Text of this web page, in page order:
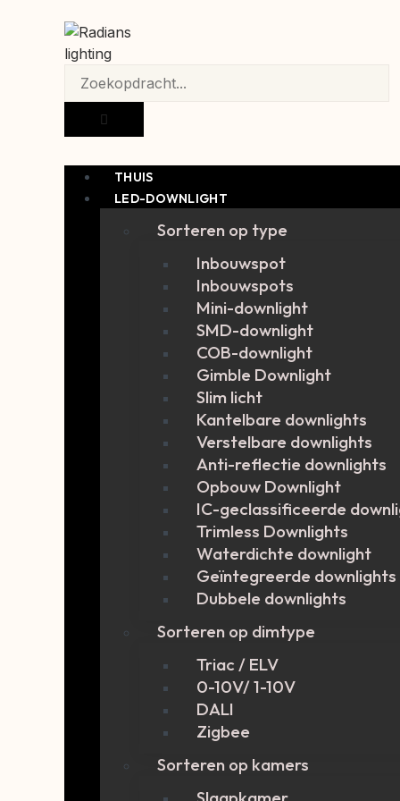
THUIS
LED-DOWNLIGHT
Sorteren op type
Inbouwspot
Inbouwspots
Mini-downlight
SMD-downlight
COB-downlight
Gimble Downlight
Slim licht
Kantelbare downlights
Verstelbare downlights
Anti-reflectie downlights
Opbouw Downlight
IC-geclassificeerde
Trimless Downlights
Waterdichte downlight
Geïntegreerde downlights
Dubbele downlights
Sorteren op dimtype
Triac / ELV
0-10V/ 1-10V
DALI
Zigbee
Sorteren op kamers